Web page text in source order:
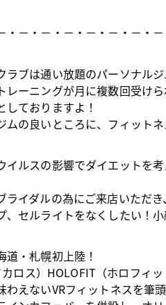
・－・－・－・－・－・－・
ラブは通い放題のパーソナル
レーニングが月に複数回受け
しておりますよ！
ムの良いところに、フィット
イルスの影響でダイエットを
ライダルの為にご来店いただ
、セルライトをなくしたい！
道・札幌初上陸！
カロス）HOLOFIT（ホロフィ
わえないVRフィットネスを筆